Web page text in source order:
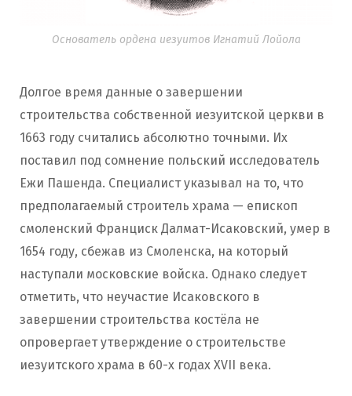
Основатель ордена иезуитов Игнатий Лойола
Долгое время данные о завершении
строительства собственной иезуитской церкви в
1663 году считались абсолютно точными. Их
поставил под сомнение польский исследователь
Ежи Пашенда. Специалист указывал на то, что
предполагаемый строитель храма — епископ
смоленский Франциск Далмат-Исаковский, умер в
1654 году, сбежав из Смоленска, на который
наступали московские войска. Однако следует
отметить, что неучастие Исаковского в
завершении строительства костёла не
опровергает утверждение о строительстве
иезуитского храма в 60-х годах XVII века.